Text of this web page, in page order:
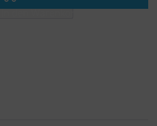
In den Warenkorb